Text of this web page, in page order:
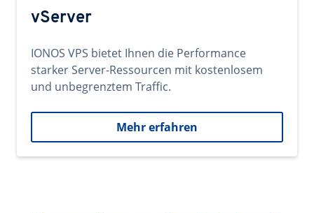
vServer
IONOS VPS bietet Ihnen die Performance
starker Server-Ressourcen mit kostenlosem
und unbegrenztem Traffic.
Mehr erfahren